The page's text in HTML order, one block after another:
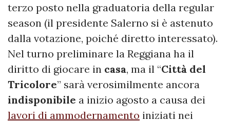
terzo posto nella graduatoria della regular
season (il presidente Salerno si è astenuto
dalla votazione, poiché diretto interessato).
Nel turno preliminare la Reggiana ha il
diritto di giocare in casa, ma il “Città del
Tricolore” sarà verosimilmente ancora
indisponibile a inizio agosto a causa dei
lavori di ammodernamento iniziati nei